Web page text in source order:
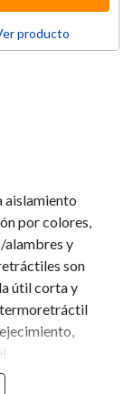
producto
aislamiento
por colores,
alambres y
son
útil corta y
termoretráctil
de